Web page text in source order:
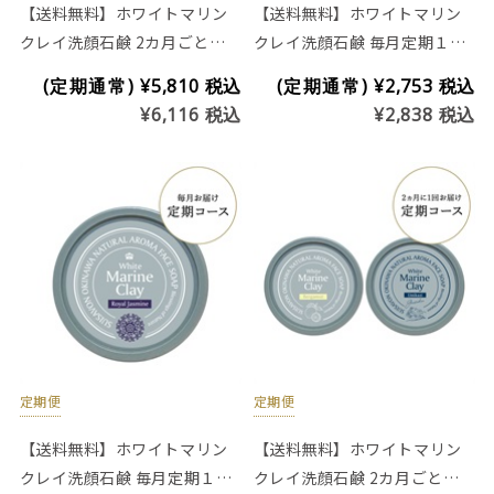
【送料無料】ホワイトマリン
クレイ洗顔石鹸 2カ月ごと定
ンタ入り商品)
(定期通常) ¥5,810 税込
¥6,116 税込
【送料無料】ホワイトマリン
クレイ洗顔石鹸 毎月定期１つ
(定期通常) ¥2,753 税込
¥2,838 税込
定期便
【送料無料】ホワイトマリン
クレイ洗顔石鹸 毎月定期１つ
定期便
【送料無料】ホワイトマリン
クレイ洗顔石鹸 2カ月ごと定